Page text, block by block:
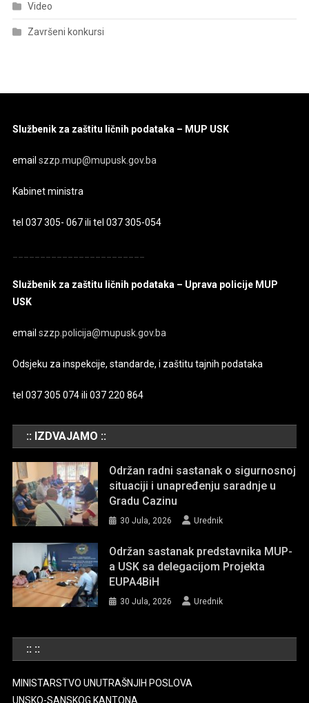
Video
Završeni konkursi
Službenik za zaštitu ličnih podataka – MUP USK
emailszzp.mup@mupusk.gov.ba
Kabinet ministra
tel 037 305- 067 ili tel 037 305-054
Službenik za zaštitu ličnih podataka – Uprava policije MUP
USK
emailszzp.policija@mupusk.gov.ba
Odsjeku za inspekcije, standarde, i zaštitu tajnih podataka
tel 037 305 074 ili 037 220 864
:: IZDVAJAMO ::
Održan radni sastanak o sigurnosnoj
situaciji i unapređenju saradnje u
Gradu Cazinu
30 Jula, 2026 Urednik
Održan sastanak predstavnika MUP-
a USK sa delegacijom Projekta
EUPA4BiH
30 Jula, 2026 Urednik
:: ::
MINISTARSTVO UNUTRAŠNJIH POSLOVA
UNSKO-SANSKOG KANTONA